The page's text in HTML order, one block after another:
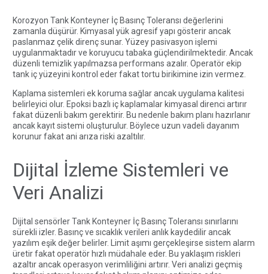
Korozyon Tank Konteyner İç Basınç Toleransı değerlerini
zamanla düşürür. Kimyasal yük agresif yapı gösterir ancak
paslanmaz çelik direnç sunar. Yüzey pasivasyon işlemi
uygulanmaktadır ve koruyucu tabaka güçlendirilmektedir. Ancak
düzenli temizlik yapılmazsa performans azalır. Operatör ekip
tank iç yüzeyini kontrol eder fakat tortu birikimine izin vermez.
Kaplama sistemleri ek koruma sağlar ancak uygulama kalitesi
belirleyici olur. Epoksi bazlı iç kaplamalar kimyasal direnci artırır
fakat düzenli bakım gerektirir. Bu nedenle bakım planı hazırlanır
ancak kayıt sistemi oluşturulur. Böylece uzun vadeli dayanım
korunur fakat ani arıza riski azaltılır.
Dijital İzleme Sistemleri ve
Veri Analizi
Dijital sensörler Tank Konteyner İç Basınç Toleransı sınırlarını
sürekli izler. Basınç ve sıcaklık verileri anlık kaydedilir ancak
yazılım eşik değer belirler. Limit aşımı gerçekleşirse sistem alarm
üretir fakat operatör hızlı müdahale eder. Bu yaklaşım riskleri
azaltır ancak operasyon verimliliğini artırır. Veri analizi geçmiş